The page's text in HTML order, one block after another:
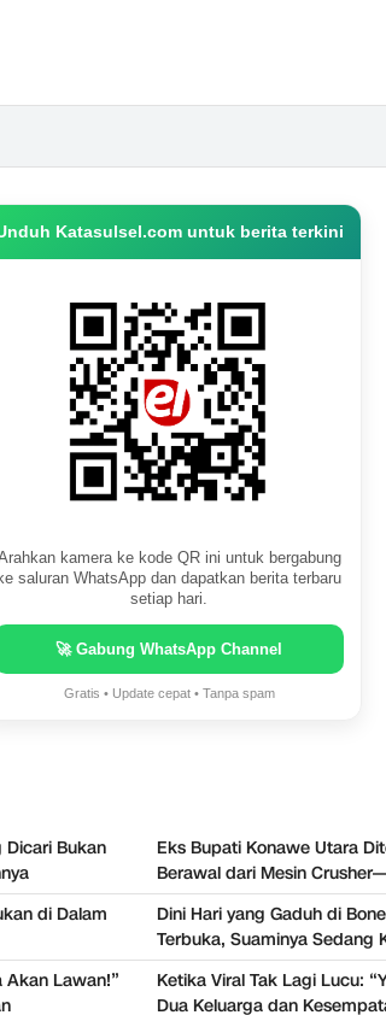
Katasulsel.com untuk berita terkini
kamera ke kode QR ini untuk bergabung
ke saluran WhatsApp dan dapatkan berita terbaru
setiap hari.
🚀 Gabung WhatsApp Channel
Gratis • Update cepat • Tanpa spam
Dicari Bukan
Eks Bupati Konawe Utara
Berawal dari Mesin
di Dalam
Dini Hari yang Gaduh di
Terbuka, Suaminya Sedang
Akan Lawan!”
Ketika Viral Tak Lagi Lucu:
Dua Keluarga dan